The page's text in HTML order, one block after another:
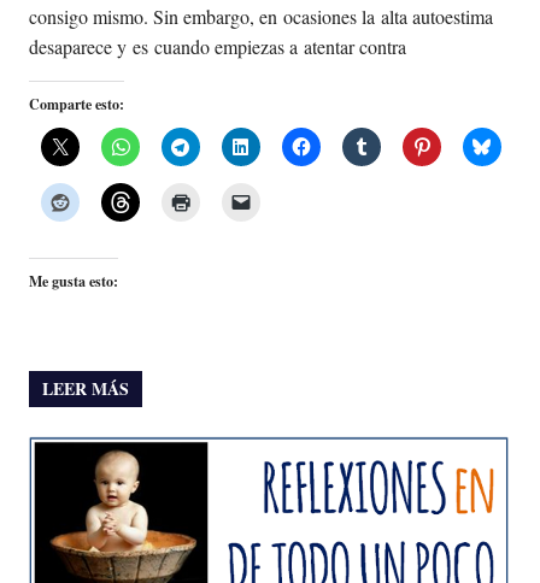
consigo mismo. Sin embargo, en ocasiones la alta autoestima
desaparece y es cuando empiezas a atentar contra
Comparte esto:
Me gusta esto:
LEER MÁS